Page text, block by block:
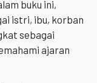
buku ini,
istri, ibu, korban
sebagai
ajaran